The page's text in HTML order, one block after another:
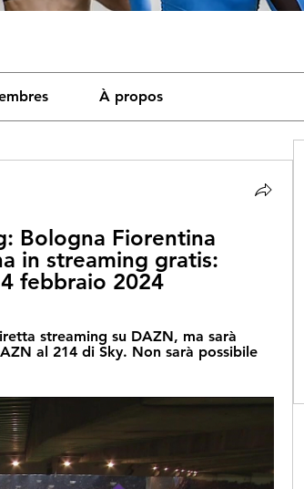
À propos
Bologna Fiorentina
in streaming gratis:
febbraio 2024
streaming su DAZN, ma sarà
al 214 di Sky. Non sarà possibile